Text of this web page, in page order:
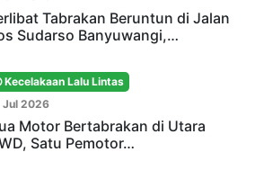
Tabrakan Beruntun di Jalan
Sudarso Banyuwangi,…
Kecelakaan Lalu Lintas
Jul 2026
Motor Bertabrakan di Utara
Satu Pemotor…